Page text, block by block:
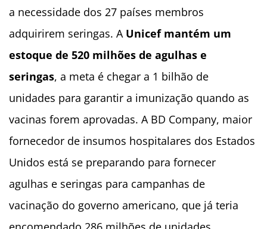
a necessidade dos 27 países membros
adquirirem seringas. A Unicef mantém um
estoque de 520 milhões de agulhas e
seringas, a meta é chegar a 1 bilhão de
unidades para garantir a imunização quando as
vacinas forem aprovadas. A BD Company, maior
fornecedor de insumos hospitalares dos Estados
Unidos está se preparando para fornecer
agulhas e seringas para campanhas de
vacinação do governo americano, que já teria